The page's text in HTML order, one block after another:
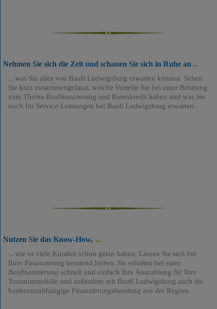
Nehmen Sie sich die Zeit und schauen Sie sich in Ruhe an
was Sie alles von Baufi Ludwigsburg erwarten können. Sehen
Sie kurz zusammengefasst, welche Vorteile Sie bei einer Beratung
zum Thema Baufinanzierung und Ratenkredit haben und was Sie
noch für Service-Leistungen bei Baufi Ludwigsburg erwarten.
Nutzen Sie das Know-How,
wie es viele Kunden schon getan haben. Lassen Sie sich bei
Ihrer Finanzierung beratend helfen. Sie erhalten bei einer
Baufinanzierung schnell und einfach Ihre Auszahlung für Ihre
Traumimmobilie und außerdem mit Baufi Ludwigsburg auch die
bankenunabhängige Finanzierungsberatung aus der Region.